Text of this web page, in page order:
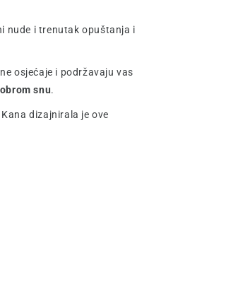
nude i trenutak opuštanja i
osjećaje i podržavaju vas
snu.
dizajnirala je ove